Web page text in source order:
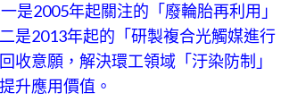
是2005年起關注的「廢輪胎再利用」
是2013年起的「研製複合光觸媒進行
意願，解決環工領域「汙染防制」
升應用價值。